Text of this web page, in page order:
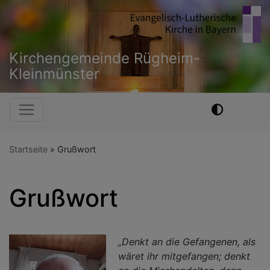
Direkt
zum
Kirchengemeinde Rügheim-
Kleinmünster
Hauptnavigation
Startseite Grußwort
Grußwort
„Denkt an die Gefangenen, als
wäret ihr mitgefangen; denkt